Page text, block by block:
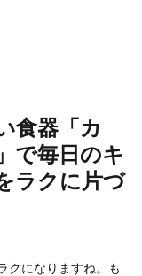
食器「カ
で毎日のキ
ラクに片づ
クになりますね。も